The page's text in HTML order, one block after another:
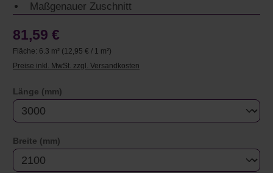
Maßgenauer Zuschnitt
81,59 €
Fläche: 6.3 m² (12,95 € / 1 m²)
Preise inkl. MwSt. zzgl. Versandkosten
Länge (mm)
Breite (mm)